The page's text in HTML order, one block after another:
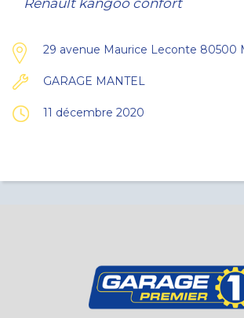
Renault kangoo confort
29 avenue Maurice Leconte 80500
GARAGE MANTEL
11 décembre 2020